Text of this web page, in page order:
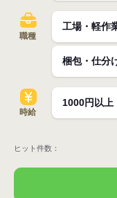
職種
時給
ヒット件数：